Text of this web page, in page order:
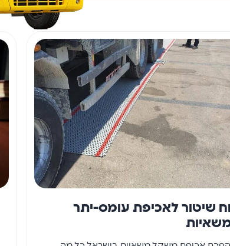
שיטור לאכיפת עומס-יתר